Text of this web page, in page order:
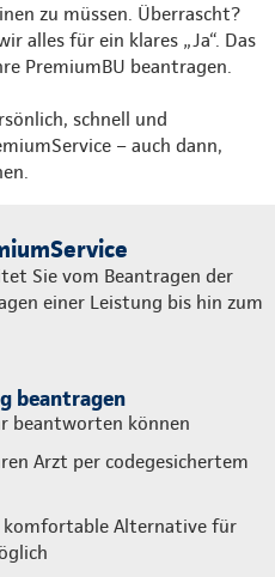
zu müssen. Überrascht?
alles für ein klares „Ja“. Das
PremiumBU beantragen.
schnell und
– auch dann,
Sie vom Beantragen der
einer Leistung bis hin zum
beantragen
beantworten können
Arzt per codegesichertem
komfortable Alternative für